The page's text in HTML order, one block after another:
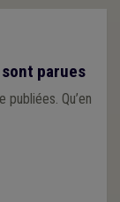
parues
Qu’en